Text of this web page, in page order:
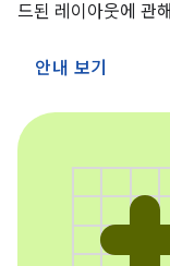
드된 레이아웃에 관
안내 보기